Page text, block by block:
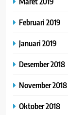
Februari 2019
Januari 2019
Desember 2018
November 2018
Oktober 2018